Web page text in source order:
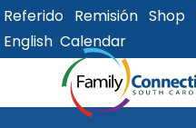
Referido Remisión Shop
Calendar
English